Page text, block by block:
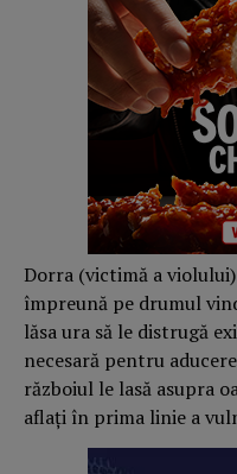
Dorra (victimă a
împreună pe drumul
lăsa ura să le distrugă
necesară pentru
războiul le lasă asupra
aflați în prima linie a